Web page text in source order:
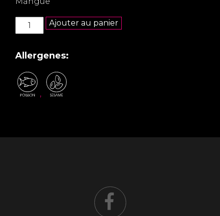
quantité
de
Daurade
Ajouter au panier
Allergenes:
,